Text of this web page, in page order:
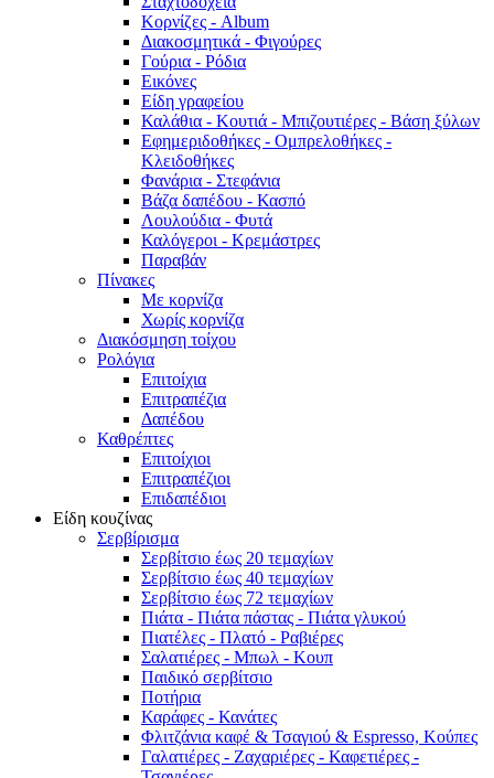
Κορνίζες - Album
Διακοσμητικά - Φιγούρες
Γούρια - Ρόδια
Εικόνες
Είδη γραφείου
Καλάθια - Κουτιά - Μπιζουτιέρες - Βάση ξύλων
Εφημεριδοθήκες - Ομπρελοθήκες -
Κλειδοθήκες
Φανάρια - Στεφάνια
Βάζα δαπέδου - Κασπό
Λουλούδια - Φυτά
Καλόγεροι - Κρεμάστρες
Παραβάν
Πίνακες
Με κορνίζα
Χωρίς κορνίζα
Διακόσμηση τοίχου
Ρολόγια
Επιτοίχια
Επιτραπέζια
Δαπέδου
Καθρέπτες
Επιτοίχιοι
Επιτραπέζιοι
Επιδαπέδιοι
Είδη κουζίνας
Σερβίρισμα
Σερβίτσιο έως 20 τεμαχίων
Σερβίτσιο έως 40 τεμαχίων
Σερβίτσιο έως 72 τεμαχίων
Πιάτα - Πιάτα πάστας - Πιάτα γλυκού
Πιατέλες - Πλατό - Ραβιέρες
Σαλατιέρες - Μπωλ - Κουπ
Παιδικό σερβίτσιο
Ποτήρια
Καράφες - Κανάτες
Φλιτζάνια καφέ & Τσαγιού & Espresso, Κούπες
Γαλατιέρες - Ζαχαριέρες - Καφετιέρες -